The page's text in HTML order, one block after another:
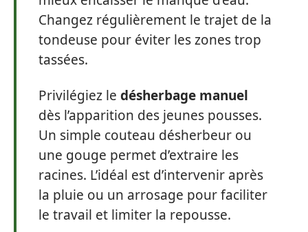
Changez régulièrement le trajet de la
tondeuse pour éviter les zones trop
tassées.
Privilégiez le désherbage manuel
dès l’apparition des jeunes pousses.
Un simple couteau désherbeur ou
une gouge permet d’extraire les
racines. L’idéal est d’intervenir après
la pluie ou un arrosage pour faciliter
le travail et limiter la repousse.